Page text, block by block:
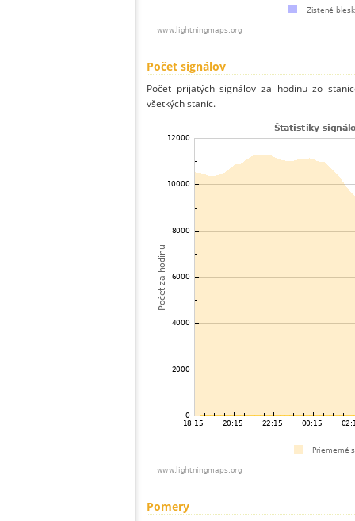
Počet signálov
Počet prijatých signálov za hodinu zo
všetkých staníc.
Pomery